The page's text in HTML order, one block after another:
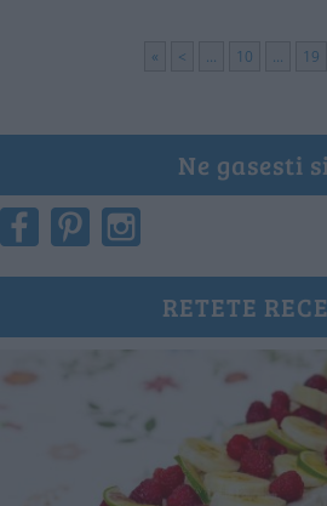
« < ... 10 ... 19
Ne gasesti
RETETE